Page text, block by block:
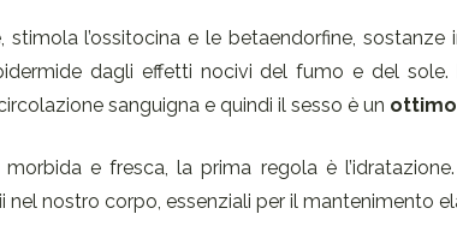
stimola l’ossitocina e le betaendorfine,
dagli effetti nocivi del fumo e del
sanguigna e quindi il sesso è un
e fresca, la prima regola è
nel nostro corpo, essenziali per il mantenimento